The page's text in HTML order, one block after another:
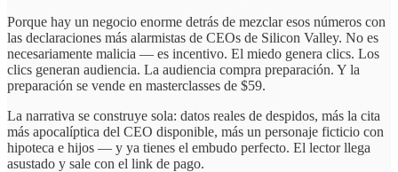
Porque hay un negocio enorme detrás de mezclar esos números con
las declaraciones más alarmistas de CEOs de Silicon Valley. No es
necesariamente malicia — es incentivo. El miedo genera clics. Los
clics generan audiencia. La audiencia compra preparación. Y la
preparación se vende en masterclasses de $59.
La narrativa se construye sola: datos reales de despidos, más la cita
más apocalíptica del CEO disponible, más un personaje ficticio con
hipoteca e hijos — y ya tienes el embudo perfecto. El lector llega
asustado y sale con el link de pago.